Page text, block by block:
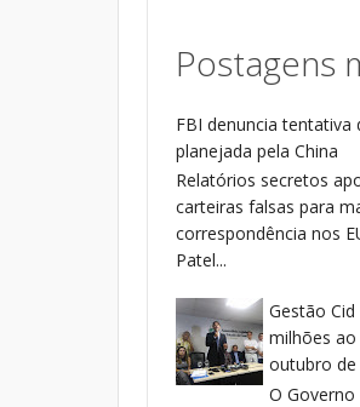
Postagens
FBI denuncia
planejada pela China
Relatórios secretos
carteiras falsas para
correspondência nos
Patel...
Gestão
milhões ao
outubro de
O